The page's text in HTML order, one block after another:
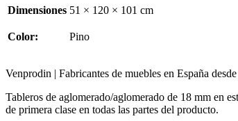
Dimensiones 51 × 120 × 101 cm
Color: Pino
Venprodin | Fabricantes de muebles en España
Tableros de aglomerado/aglomerado de 18 mm en
de primera clase en todas las partes del producto.